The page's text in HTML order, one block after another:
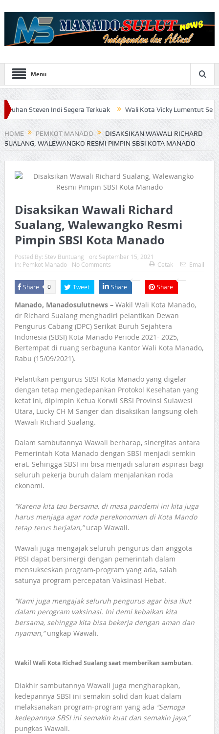
Menu
Indi Segera Terkuak Wali Kota Vicky Lumentut Serahkan LKPD
HOME PEMKOT MANADO
DISAKSIKAN WAWALI RICHARD
SUALANG, WALEWANGKO RESMI PIMPIN SBSI KOTA MANADO
Disaksikan Wawali Richard
Sualang, Walewangko Resmi
Pimpin SBSI Kota Manado
Posted By: Stev Buntuang on: September 15, 2021
In: Pemkot Manado No Comments Cetak Email
Share 0 Tweet Share Share
Manado, Manadosulutnews – Wakil Wali Kota Manado,
dr Richard Sualang menghadiri pelantikan Dewan
Pengurus Cabang (DPC) Serikat Buruh Sejahtera
Indonesia (SBSI) Kota Manado Periode 2021- 2025,
Bertempat di ruang serbaguna Kantor Wali Kota Manado,
Rabu (15/09/2021).
Pelantikan pengurus SBSI Kota Manado yang digelar
dengan tetap mengedepankan Protokol Kesehatan yang
ketat ini, dipimpin Ketua Korwil SBSI Provinsi Sulawesi
Utara, Lucky CH M Sanger dan disaksikan langsung oleh
Wawali Richard Sualang.
Dalam sambutannya Wawali berharap, sinergitas antara
Pemerintah Kota Manado dengan SBSI menjadi semkin
erat. Sehingga SBSI ini bisa menjadi saluran aspirasi bagi
seluruh pekerja buruh dalam menjalankan roda
ekonomi.
“Karena kita tau bersama, di masa pandemi ini kita juga
harus menjaga agar roda perekonomian di Kota Mando
tetap terus berjalan,”ucap Wawali.
Wawali juga mengajak seluruh pengurus dan anggota
PBSI dapat bersinergi dengan pemerintah dalam
mensukseskan program-program yang ada, salah
satunya program percepatan Vaksinasi Hebat.
“Kami juga mengajak seluruh pengurus agar bisa ikut
dalam perogram vaksinasi. Ini demi kebaikan kita
bersama, sehingga kita bisa bekerja dengan aman dan
nyaman,”ungkap Wawali.
Wakil Wali Kota Richad Sualang saat memberikan sambutan.
Diakhir sambutannya Wawali juga mengharapkan,
kedepannya SBSI ini semakin solid dan kuat dalam
melaksanakan program-program yang ada “Semoga
kedepannya SBSI ini semakin kuat dan semakin jaya,”
pungkas Wawali.